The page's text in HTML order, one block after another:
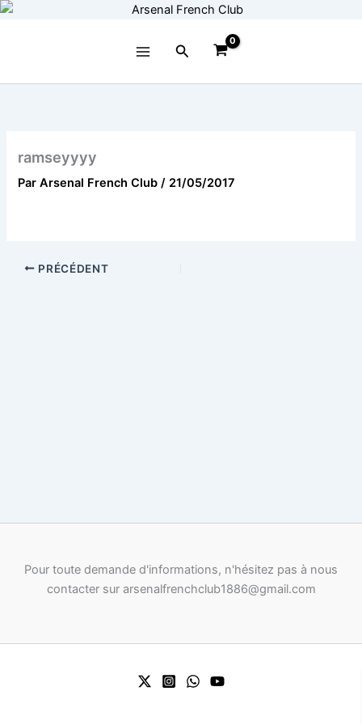
Aller
Rechercher
ramseyyyy
ParArsenal French Club/ 21/05/2017
PRÉCÉDENT
Pour toute demande d'informations, n'hésitez pas à nous
contacter sur arsenalfrenchclub1886@gmail.com